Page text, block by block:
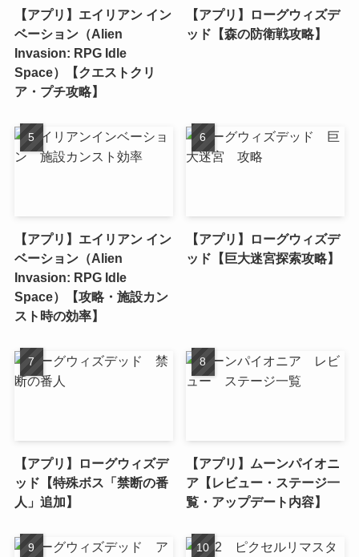
【アプリ】エイリアン イン
ベーション（Alien
Invasion: RPG Idle
Space）【クエストクリ
ア・プチ攻略】
【アプリ】ローグウィズデ
ッド【森の防衛戦攻略】
【アプリ】エイリアン イン
ベーション（Alien
Invasion: RPG Idle
Space）【攻略・施設カン
スト時の効率】
【アプリ】ローグウィズデ
ッド【巨大迷宮探索攻略】
【アプリ】ローグウィズデ
ッド【特殊ボス「禁断の番
人」追加】
【アプリ】ムーンパイオニ
ア【レビュー・ステージ一
覧・アップデート内容】